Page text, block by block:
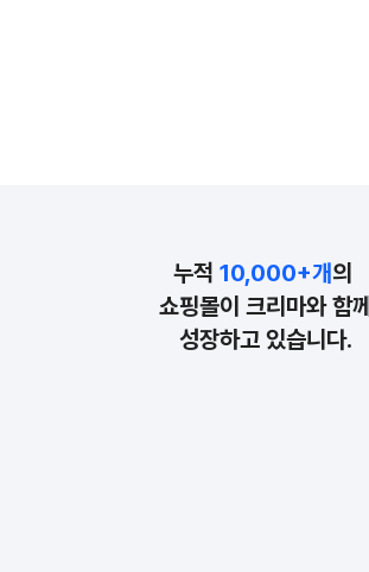
누적 10,000+개의
쇼핑몰이 크리마와 함께
성장하고 있습니다.